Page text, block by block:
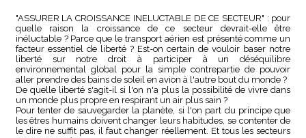
"ASSURER LA CROISSANCE INELUCTABLE DE CE SECTEUR" : pour
quelle raison la croissance de ce secteur devrait-elle être
inéluctable ? Parce que le transport aérien est présenté comme un
facteur essentiel de liberté ? Est-on certain de vouloir baser notre
liberté sur notre droit à participer à un déséquilibre
environnemental global pour la simple contrepartie de pouvoir
aller prendre des bains de soleil en avion à l'autre bout du monde ?
De quelle liberté s'agit-il si l'on n'a plus la possibilité de vivre dans
un monde plus propre en respirant un air plus sain ?
Pour tenter de sauvegarder la planète, si l'on part du principe que
les êtres humains doivent changer leurs habitudes, se contenter de
le dire ne suffit pas, il faut changer réellement. Et tous les secteurs